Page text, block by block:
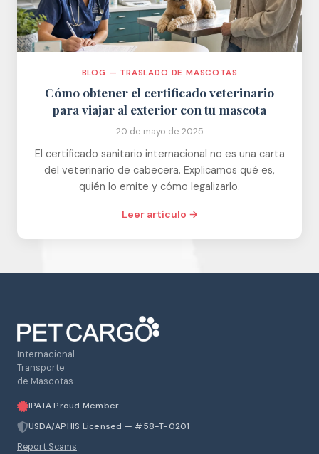
BLOG — TRASLADO DE MASCOTAS
Cómo obtener el certificado veterinario
para viajar al exterior con tu mascota
20 de mayo de 2025
El certificado sanitario internacional no es una carta
del veterinario de cabecera. Explicamos qué es,
quién lo emite y cómo legalizarlo.
Leer artículo →
Internacional
Transporte
de Mascotas
IPATA Proud Member
USDA/APHIS Licensed — #58-T-0201
Report Scams